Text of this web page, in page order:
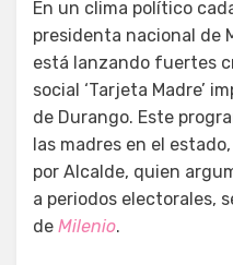
En un clima político
presidenta nacional de
está lanzando fuertes
social ‘Tarjeta Madre’
de Durango. Este
las madres en el
por Alcalde, quien
a periodos electorales,
de Milenio.